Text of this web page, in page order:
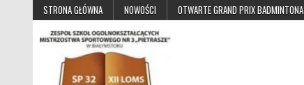
Skip to contentSTRONA GŁÓWNA NOWOŚCI OTWARTE GRAND PRIX BADMINTONA